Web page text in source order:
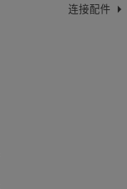
连接配件 arrow_right